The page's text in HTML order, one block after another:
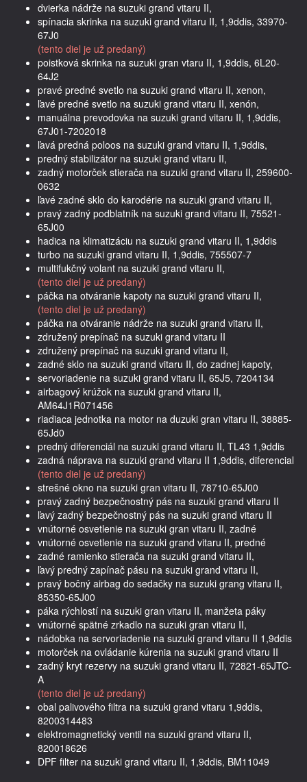
dvierka nádrže na suzuki grand vitaru II,
spínacia skrinka na suzuki grand vitaru II, 1,9ddis, 33970-
67J0
(tento diel je už predaný)
poistková skrinka na suzuki gran vtaru II, 1,9ddis, 6L20-
64J2
pravé predné svetlo na suzuki grand vitaru II, xenon,
ľavé predné svetlo na suzuki grand vitaru II, xenón,
manuálna prevodovka na suzuki grand vitaru II, 1,9ddis,
67J01-7202018
ľavá predná poloos na suzuki grand vitaru II, 1,9ddis,
predný stabilizátor na suzuki grand vitaru II,
zadný motorček stierača na suzuki grand vitaru II, 259600-
0632
ľavé zadné sklo do karodérie na suzuki grand vitaru II,
pravý zadný podblatník na suzuki grand vitaru II, 75521-
65J00
hadica na klimatizáciu na suzuki grand vitaru II, 1,9ddis
turbo na suzuki grand vitaru II, 1,9ddis, 755507-7
multifukčný volant na suzuki grand vitaru II,
(tento diel je už predaný)
páčka na otváranie kapoty na suzuki grand vitaru II,
(tento diel je už predaný)
páčka na otváranie nádrže na suzuki grand vitaru II,
združený prepínač na suzuki grand vitaru II
združený prepínač na suzuki grand vitaru II,
zadné sklo na suzuki grand vitaru II, do zadnej kapoty,
servoriadenie na suzuki grand vitaru II, 65J5, 7204134
airbagový krúžok na suzuki grand vitaru II,
AM64J1R071456
riadiaca jednotka na motor na duzuki gran vitaru II, 38885-
65Jd0
predný diferenciál na suzuki grand vitaru II, TL43 1,9ddis
zadná náprava na suzuki grand vitaru II 1,9ddis, diferencial
(tento diel je už predaný)
strešné okno na suzuki gran vitaru II, 78710-65J00
pravý zadný bezpečnostný pás na suzuki grand vitaru II
ľavý zadný bezpečnostný pás na suzuki grand vitaru II
vnútorné osvetlenie na suzuki gran vitaru II, zadné
vnútorné osvetlenie na suzuki grand vitaru II, predné
zadné ramienko stierača na suzuki grand vitaru II,
ľavý predný zapínač pásu na suzuki grand vitaru II,
pravý bočný airbag do sedačky na suzuki grang vitaru II,
85350-65J00
páka rýchlostí na suzuki gran vitaru II, manžeta páky
vnútorné spätné zrkadlo na suzuki gran vitaru II,
nádobka na servoriadenie na suzuki grand vitaru II 1,9ddis
motorček na ovládanie kúrenia na suzuki grand vitaru II
zadný kryt rezervy na suzuki grand vitaru II, 72821-65JTC-
A
(tento diel je už predaný)
obal palivového filtra na suzuki grand vitaru 1,9ddis,
8200314483
elektromagnetický ventil na suzuki grand vitaru II,
820018626
DPF filter na suzuki grand vitaru II, 1,9ddis, BM11049